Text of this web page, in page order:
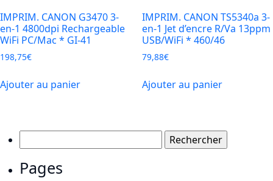
IMPRIM. CANON G3470 3-
en-1 4800dpi Rechargeable
WiFi PC/Mac * GI-41
198,75€
Ajouter au panier
IMPRIM. CANON TS5340a 3-
en-1 Jet d’encre R/Va 13ppm
USB/WiFi * 460/46
79,88€
Ajouter au panier
Pages